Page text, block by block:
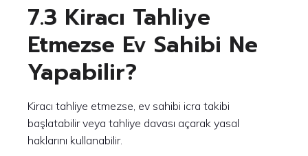
7.3 Kiracı Tahliye
Etmezse Ev Sahibi Ne
Yapabilir?
Kiracı tahliye etmezse, ev sahibi icra takibi
başlatabilir veya tahliye davası açarak yasal
haklarını kullanabilir.